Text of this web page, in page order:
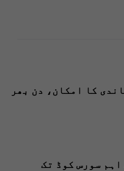
کا امکان، دن بھر
سورس کوڈ تک